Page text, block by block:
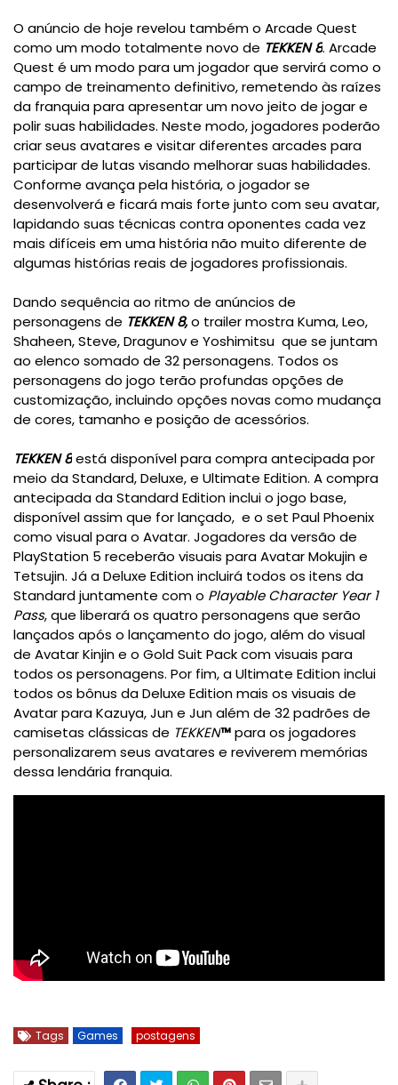
O anúncio de hoje revelou também o Arcade Quest
como um modo totalmente novo de TEKKEN 8. Arcade
Quest é um modo para um jogador que servirá como o
campo de treinamento definitivo, remetendo às raízes
da franquia para apresentar um novo jeito de jogar e
polir suas habilidades. Neste modo, jogadores poderão
criar seus avatares e visitar diferentes arcades para
participar de lutas visando melhorar suas habilidades.
Conforme avança pela história, o jogador se
desenvolverá e ficará mais forte junto com seu avatar,
lapidando suas técnicas contra oponentes cada vez
mais difíceis em uma história não muito diferente de
algumas histórias reais de jogadores profissionais.
Dando sequência ao ritmo de anúncios de
personagens de TEKKEN 8,o trailer mostra Kuma, Leo,
Shaheen, Steve, Dragunov e Yoshimitsu que se juntam
ao elenco somado de 32 personagens. Todos os
personagens do jogo terão profundas opções de
customização, incluindo opções novas como mudança
de cores, tamanho e posição de acessórios.
TEKKEN 8está disponível para compra antecipada por
meio da Standard, Deluxe, e Ultimate Edition. A compra
antecipada da Standard Edition inclui o jogo base,
disponível assim que for lançado, e o set Paul Phoenix
como visual para o Avatar. Jogadores da versão de
PlayStation 5 receberão visuais para Avatar Mokujin e
Tetsujin. Já a Deluxe Edition incluirá todos os itens da
Standard juntamente com o Playable Character Year 1
Pass, que liberará os quatro personagens que serão
lançados após o lançamento do jogo, além do visual
de Avatar Kinjin e o Gold Suit Pack com visuais para
todos os personagens. Por fim, a Ultimate Edition inclui
todos os bônus da Deluxe Edition mais os visuais de
Avatar para Kazuya, Jun e Jun além de 32 padrões de
camisetas clássicas de TEKKEN™para os jogadores
personalizarem seus avatares e reviverem memórias
dessa lendária franquia.
Tags Games postagens